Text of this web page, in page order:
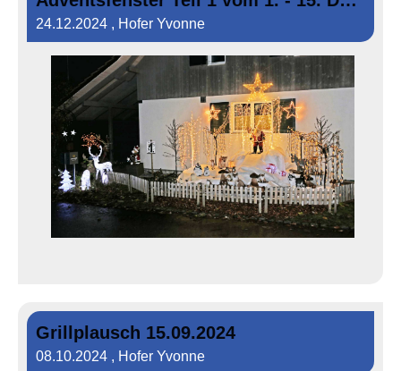
24.12.2024 , Hofer Yvonne
Grillplausch 15.09.2024
08.10.2024 , Hofer Yvonne